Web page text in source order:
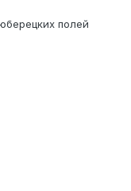
полей